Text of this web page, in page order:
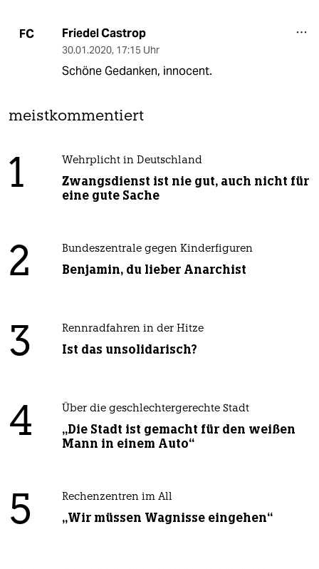
FC Friedel Castrop
30.01.2020, 17:15 Uhr
Schöne Gedanken, innocent.
meistkommentiert
1 Wehrplicht in Deutschland
Zwangsdienst ist nie gut, auch nicht für
eine gute Sache
2 Bundeszentrale gegen Kinderfiguren
Benjamin, du lieber Anarchist
3 Rennradfahren in der Hitze
Ist das unsolidarisch?
4 Über die geschlechtergerechte Stadt
„Die Stadt ist gemacht für den weißen
Mann in einem Auto“
5 Rechenzentren im All
„Wir müssen Wagnisse eingehen“